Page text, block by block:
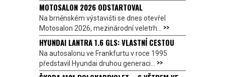
MOTOSALON 2026 ODSTARTOVAL
Na brněnském výstavišti se dnes otevřel
Motosalon 2026, mezinárodní veletrh... >>
HYUNDAI LANTRA 1.6 GLS: VLASTNÍ CESTOU
Na autosalonu ve Frankfurtu v roce 1995
představil Hyundai druhou generaci... >>